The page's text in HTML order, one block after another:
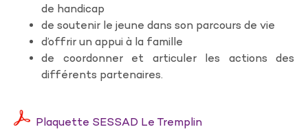
de handicap
de soutenir le jeune dans son parcours de vie
d’offrir un appui à la famille
de coordonner et articuler les actions des
différents partenaires.
Plaquette SESSAD Le Tremplin